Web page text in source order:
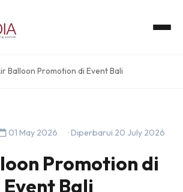
Balloon Promotion di Event Bali
01 May 2026 · Diperbarui 20 July 2026
Promotion di
Event Bali